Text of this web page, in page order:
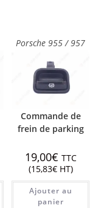
Porsche 955 / 957
Commande de
frein de parking
19,00€ TTC
(15,83€HT)
Ajouter au
panier